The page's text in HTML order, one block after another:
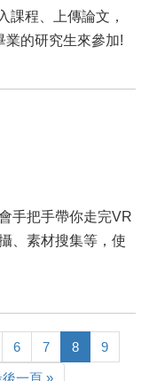
課程、上傳論文，
業的研究生來參加!
手把手帶你走完VR
、素材搜集等，使
6 7 8 9
後一頁 »